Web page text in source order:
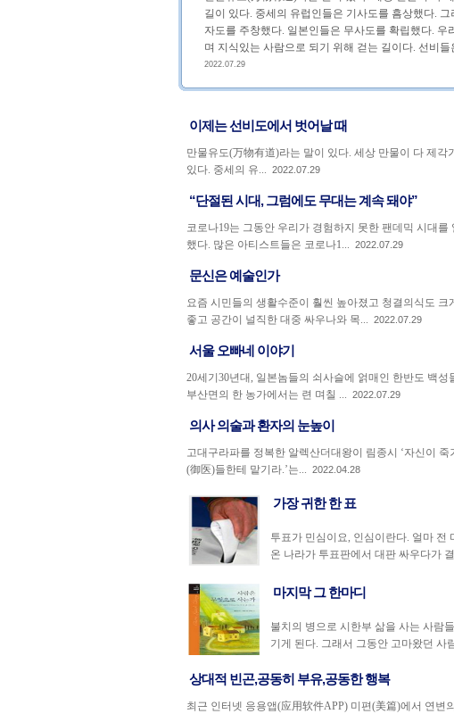
길이 있다. 중세의 유럽인들은 기사도를 흠상했다.
자도를 주창했다. 일본인들은 무사도를 확립했다.
며 지식있는 사람으로 되기 위해 걷는 길이다. 선비들
2022.07.29
이제는 선비도에서 벗어날 때
만물유도(万物有道)라는 말이 있다. 세상 만물이 다 제각
있다. 중세의 유... 2022.07.29
“단절된 시대, 그럼에도 무대는 계속 돼야”
코로나19는 그동안 우리가 경험하지 못한 팬데믹 시대
했다. 많은 아티스트들은 코로나1... 2022.07.29
문신은 예술인가
요즘 시민들의 생활수준이 훨씬 높아졌고 청결의식도
좋고 공간이 널직한 대중 싸우나와 목... 2022.07.29
서울 오빠네 이야기
20세기30년대, 일본놈들의 쇠사슬에 얽매인 한반도 백
부산면의 한 농가에서는 련 며칠 ... 2022.07.29
의사 의술과 환자의 눈높이
고대구라파를 정복한 알렉산더대왕이 림종시 ‘자신이
(御医)들한테 맡기라.’는... 2022.04.28
가장 귀한 한 표
투표가 민심이요, 인심이란다. 얼마 전
온 나라가 투표판에서 대판 싸우다가
마지막 그 한마디
불치의 병으로 시한부 삶을 사는 사람
기게 된다. 그래서 그동안 고마왔던 사
상대적 빈곤,공동히 부유,공동한 행복
최근 인터넷 응용앱(应用软件APP) 미편(美篇)에서 연변